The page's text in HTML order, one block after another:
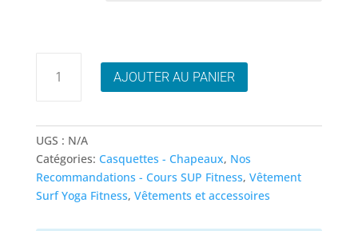
Curl
Classic
Surf
AJOUTER AU PANIER
UGS : N/A
Catégories: Casquettes - Chapeaux, Nos
Recommandations - Cours SUP Fitness, Vêtement
Surf Yoga Fitness, Vêtements et accessoires